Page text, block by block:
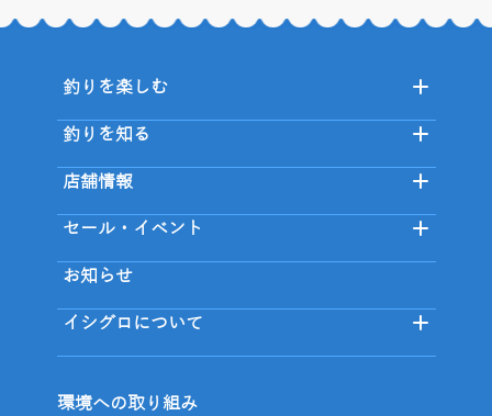
釣りを楽しむ
釣りを知る
店舗情報
セール・イベント
お知らせ
イシグロについて
環境への取り組み